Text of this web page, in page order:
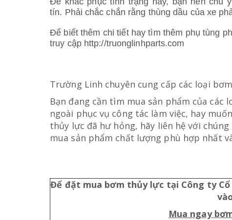
tín. Phải chắc chắn rằng thùng dầu của xe
Để biết thêm chi tiết hay tìm thêm phụ tùng
truy cập http://truonglinhparts.com
Trường Linh chuyên cung cấp các loại
Bạn đang cần tìm mua sản phẩm của
ngoài phục vụ công tác làm việc, hay
thủy lực đã hư hỏng, hãy liên hệ với
mua sản phẩm chất lượng phù hợp nhất
Để đặt mua bơm thủy lực tại Công ty
Mua ngay